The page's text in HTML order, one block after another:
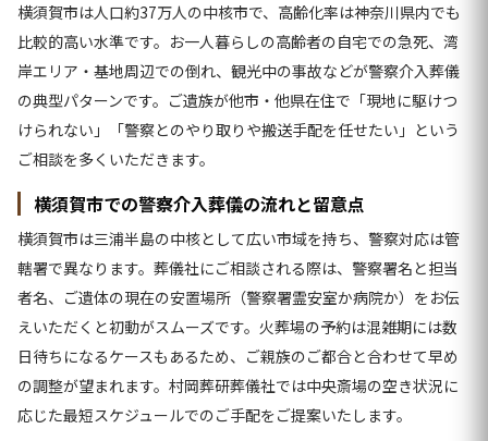
横須賀市は人口約37万人の中核市で、高齢化率は神奈川県内でも
比較的高い水準です。お一人暮らしの高齢者の自宅での急死、湾
岸エリア・基地周辺での倒れ、観光中の事故などが警察介入葬儀
の典型パターンです。ご遺族が他市・他県在住で「現地に駆けつ
けられない」「警察とのやり取りや搬送手配を任せたい」という
ご相談を多くいただきます。
横須賀市での警察介入葬儀の流れと留意点
横須賀市は三浦半島の中核として広い市域を持ち、警察対応は管
轄署で異なります。葬儀社にご相談される際は、警察署名と担当
者名、ご遺体の現在の安置場所（警察署霊安室か病院か）をお伝
えいただくと初動がスムーズです。火葬場の予約は混雑期には数
日待ちになるケースもあるため、ご親族のご都合と合わせて早め
の調整が望まれます。村岡葬研葬儀社では中央斎場の空き状況に
応じた最短スケジュールでのご手配をご提案いたします。